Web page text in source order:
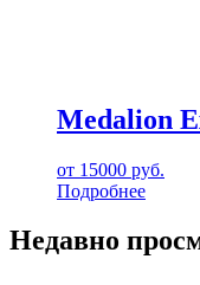
Medalion
от 15000 руб.
Подробнее
Недавно